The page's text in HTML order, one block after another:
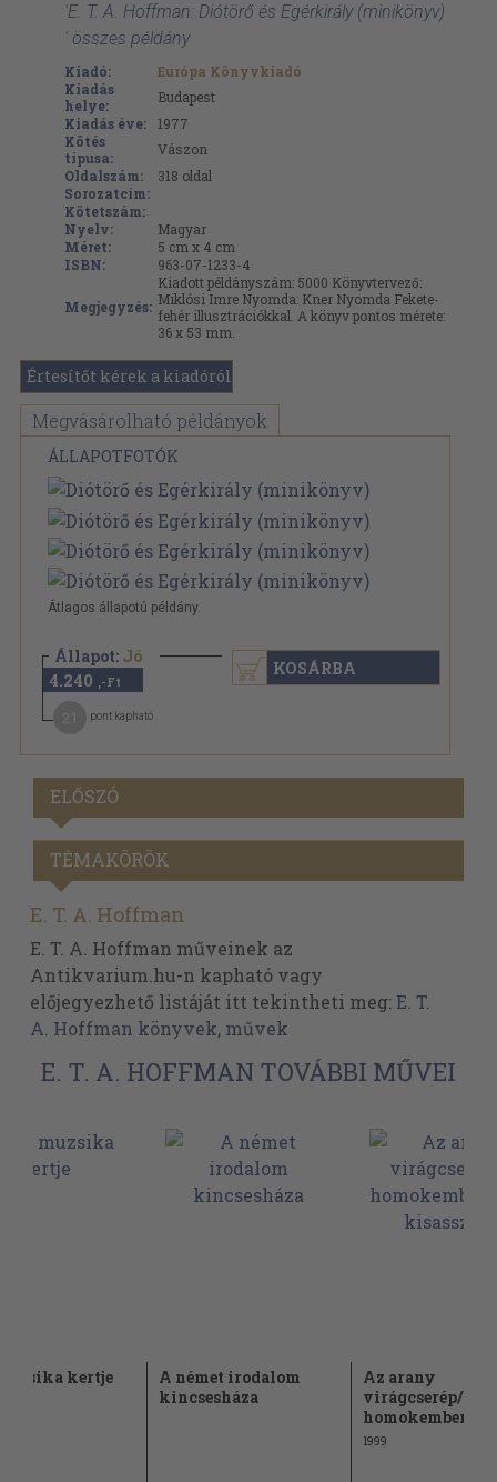
'E. T. A. Hoffman: Diótörő és Egérkirály (minikönyv)
' összes példány
Kiadó:
Európa Könyvkiadó
Kiadás
helye:
Budapest
Kiadás éve:
1977
Kötés
típusa:
Vászon
Oldalszám:
318 oldal
Sorozatcím:
Kötetszám:
Nyelv:
Magyar
Méret:
5 cm x 4 cm
ISBN:
963-07-1233-4
Megjegyzés:
Kiadott példányszám: 5000 Könyvtervező:
Miklósi Imre Nyomda: Kner Nyomda Fekete-
fehér illusztrációkkal. A könyv pontos mérete:
36 x 53 mm.
Értesítőt kérek a kiadóról
Megvásárolható példányok
ÁLLAPOTFOTÓK
Átlagos állapotú példány.
Állapot: Jó
4.240 ,-Ft
pont kapható
KOSÁRBA
ELŐSZÓ
TÉMAKÖRÖK
E. T. A. Hoffman
E. T. A. Hoffman műveinek az
Antikvarium.hu-n kapható vagy
előjegyezhető listáját itt tekintheti meg: E. T.
A. Hoffman könyvek, művek
E. T. A. HOFFMAN TOVÁBBI MŰVEI
kertje
A német irodalom
kincsesháza
Az arany
virágcserép/A
homokember/
1999